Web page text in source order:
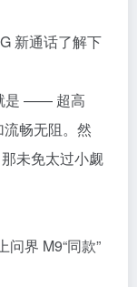
新通话了解下
是 —— 超高
畅无阻。然
未免太过小觑
界 M9“同款”